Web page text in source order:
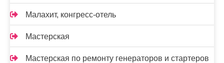
Малахит, конгресс-отель
Мастерская
Мастерская по ремонту генераторов и стартеров